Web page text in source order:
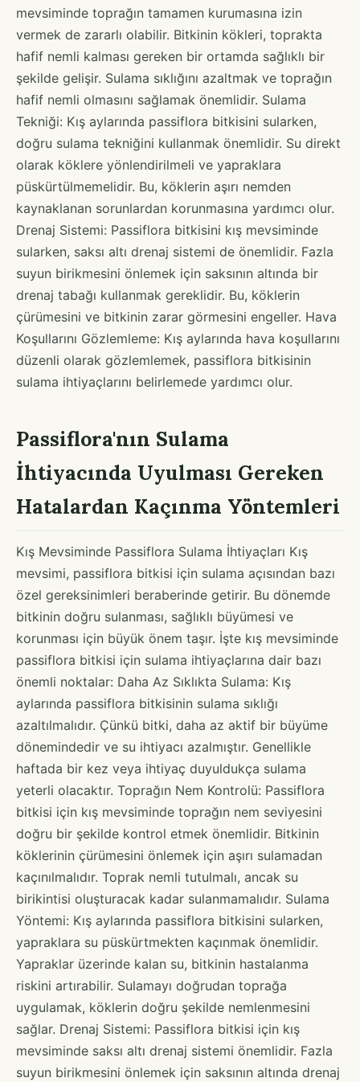
mevsiminde toprağın tamamen kurumasına izin
vermek de zararlı olabilir. Bitkinin kökleri, toprakta
hafif nemli kalması gereken bir ortamda sağlıklı bir
şekilde gelişir. Sulama sıklığını azaltmak ve toprağın
hafif nemli olmasını sağlamak önemlidir. Sulama
Tekniği: Kış aylarında passiflora bitkisini sularken,
doğru sulama tekniğini kullanmak önemlidir. Su direkt
olarak köklere yönlendirilmeli ve yapraklara
püskürtülmemelidir. Bu, köklerin aşırı nemden
kaynaklanan sorunlardan korunmasına yardımcı olur.
Drenaj Sistemi: Passiflora bitkisini kış mevsiminde
sularken, saksı altı drenaj sistemi de önemlidir. Fazla
suyun birikmesini önlemek için saksının altında bir
drenaj tabağı kullanmak gereklidir. Bu, köklerin
çürümesini ve bitkinin zarar görmesini engeller. Hava
Koşullarını Gözlemleme: Kış aylarında hava koşullarını
düzenli olarak gözlemlemek, passiflora bitkisinin
sulama ihtiyaçlarını belirlemede yardımcı olur.
Passiflora'nın Sulama
İhtiyacında Uyulması Gereken
Hatalardan Kaçınma Yöntemleri
Kış Mevsiminde Passiflora Sulama İhtiyaçları Kış
mevsimi, passiflora bitkisi için sulama açısından bazı
özel gereksinimleri beraberinde getirir. Bu dönemde
bitkinin doğru sulanması, sağlıklı büyümesi ve
korunması için büyük önem taşır. İşte kış mevsiminde
passiflora bitkisi için sulama ihtiyaçlarına dair bazı
önemli noktalar: Daha Az Sıklıkta Sulama: Kış
aylarında passiflora bitkisinin sulama sıklığı
azaltılmalıdır. Çünkü bitki, daha az aktif bir büyüme
dönemindedir ve su ihtiyacı azalmıştır. Genellikle
haftada bir kez veya ihtiyaç duyuldukça sulama
yeterli olacaktır. Toprağın Nem Kontrolü: Passiflora
bitkisi için kış mevsiminde toprağın nem seviyesini
doğru bir şekilde kontrol etmek önemlidir. Bitkinin
köklerinin çürümesini önlemek için aşırı sulamadan
kaçınılmalıdır. Toprak nemli tutulmalı, ancak su
birikintisi oluşturacak kadar sulanmamalıdır. Sulama
Yöntemi: Kış aylarında passiflora bitkisini sularken,
yapraklara su püskürtmekten kaçınmak önemlidir.
Yapraklar üzerinde kalan su, bitkinin hastalanma
riskini artırabilir. Sulamayı doğrudan toprağa
uygulamak, köklerin doğru şekilde nemlenmesini
sağlar. Drenaj Sistemi: Passiflora bitkisi için kış
mevsiminde saksı altı drenaj sistemi önemlidir. Fazla
suyun birikmesini önlemek için saksının altında drenaj